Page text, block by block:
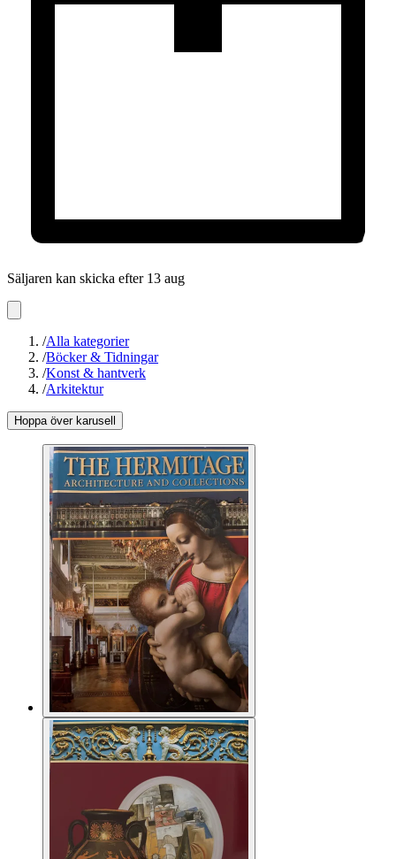
Säljaren kan skicka efter 13 aug
/Alla kategorier
/Böcker & Tidningar
/Konst & hantverk
/Arkitektur
Hoppa över karusell